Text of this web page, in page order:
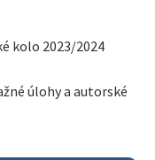
kolo 2023/2024
úlohy a autorské